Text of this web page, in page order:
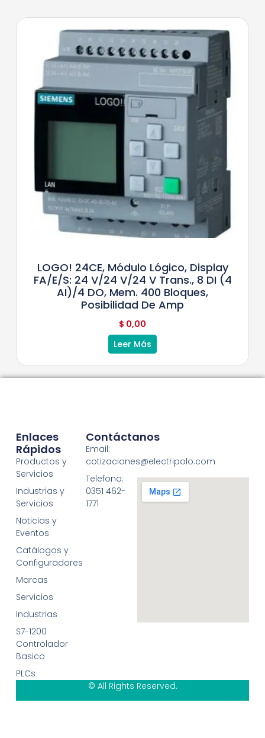
LOGO! 24CE, Módulo Lógico, Display
FA/E/S: 24 V/24 V/24 V Trans., 8 DI (4
AI)/4 DO, Mem. 400 Bloques,
Posibilidad De Amp
$ 0,00
Leer Más
Enlaces
Rápidos
Productos y
Servicios
Industrias y
Servicios
Noticias y
Eventos
Catálogos y
Configuradores
Marcas
Servicios
Industrias
S7-1200
Controlador
Basico
PLCs
Contáctanos
Email:
cotizaciones@electripolo.com
Telefono:
0351 462-
1771
© All Rights Reserved.